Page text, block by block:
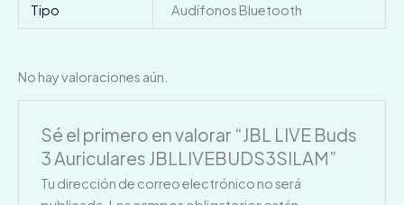
Tipo Audífonos Bluetooth
No hay valoraciones aún.
Sé el primero en valorar “JBL LIVE Buds
3 Auriculares JBLLIVEBUDS3SILAM”
Tu dirección de correo electrónico no será